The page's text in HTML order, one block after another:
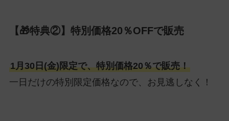
【🎁特典②】特別価格20％OFFで販売
1月30日(金)限定で、特別価格20％で販売！
一日だけの特別限定価格なので、お見逃しなく！